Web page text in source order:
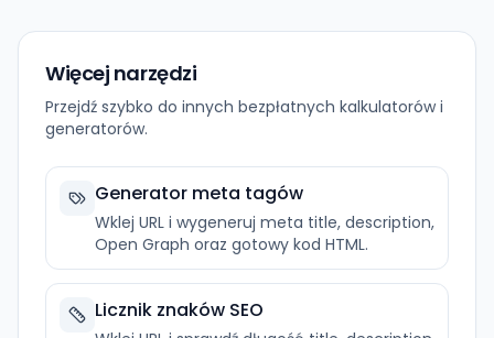
Więcej narzędzi
Przejdź szybko do innych bezpłatnych kalkulatorów i
generatorów.
Generator meta tagów
Wklej URL i wygeneruj meta title, description,
Open Graph oraz gotowy kod HTML.
Licznik znaków SEO